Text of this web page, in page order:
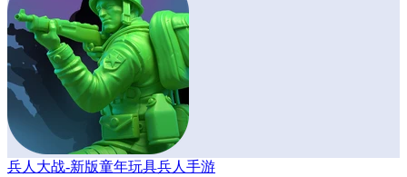
兵人大战-新版童年玩具兵人手游